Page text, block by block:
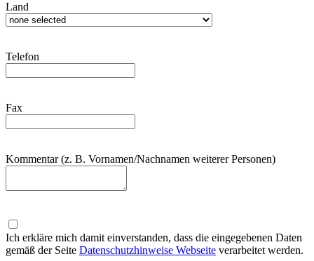
Land
Telefon
Fax
Kommentar (z. B. Vornamen/Nachnamen weiterer Personen)
Ich erkläre mich damit einverstanden, dass die eingegebenen Daten
gemäß der Seite Datenschutzhinweise Webseite verarbeitet werden.